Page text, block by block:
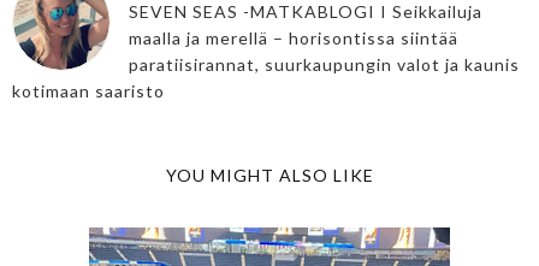
SEVEN SEAS -MATKABLOGI I Seikkailuja
maalla ja merellä – horisontissa siintää
paratiisirannat, suurkaupungin valot ja kaunis
kotimaan saaristo
YOU MIGHT ALSO LIKE